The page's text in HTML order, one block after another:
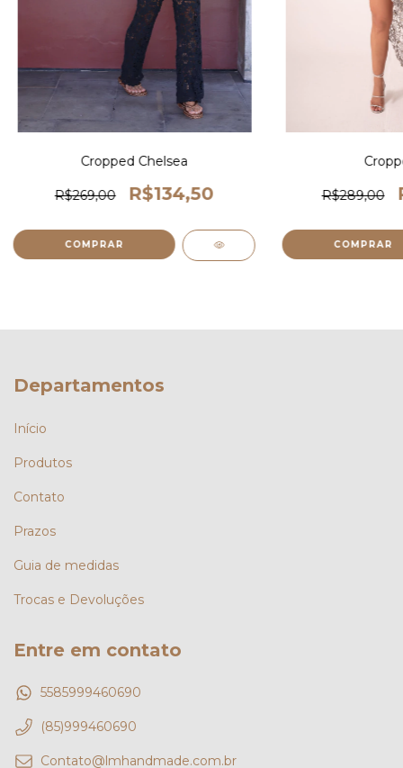
Cropped Chelsea
R$269,00 R$134,50
COMPRAR
R$289,00
COMPRAR
Departamentos
Início
Produtos
Contato
Prazos
Guia de medidas
Trocas e Devoluções
Entre em contato
5585999460690
(85)999460690
Contato@lmhandmade.com.br